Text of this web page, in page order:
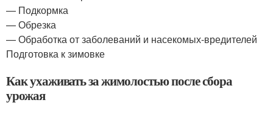
— Подкормка
— Обрезка
— Обработка от заболеваний и насекомых-вредителей
Подготовка к зимовке
Как ухаживать за жимолостью после сбора
урожая